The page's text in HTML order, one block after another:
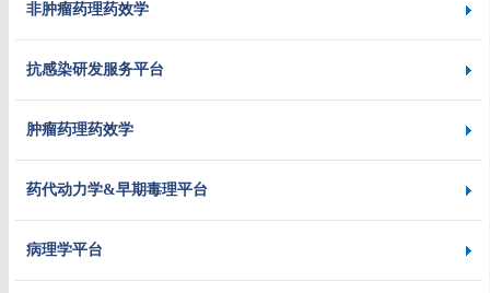
非肿瘤药理药效学
抗感染研发服务平台
肿瘤药理药效学
药代动力学&早期毒理平台
病理学平台